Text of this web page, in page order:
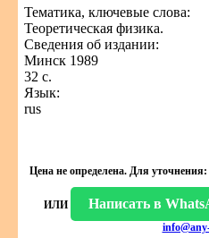
Тематика, ключевые слова:
Теоретическая физика.
Сведения об издании:
Минск 1989
32 с.
Язык:
rus
Цена не определена. Для уточнения:
ИЛИ Написать в